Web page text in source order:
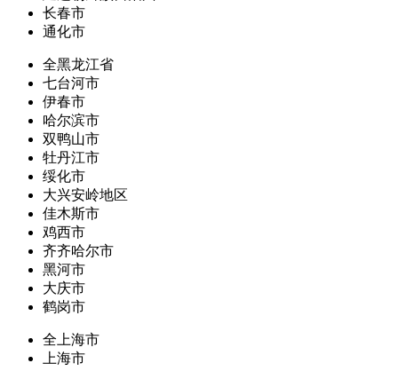
长春市
通化市
全黑龙江省
七台河市
伊春市
哈尔滨市
双鸭山市
牡丹江市
绥化市
大兴安岭地区
佳木斯市
鸡西市
齐齐哈尔市
黑河市
大庆市
鹤岗市
全上海市
上海市